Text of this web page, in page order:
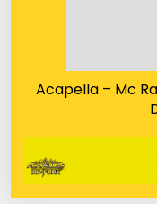
Acapella – Mc